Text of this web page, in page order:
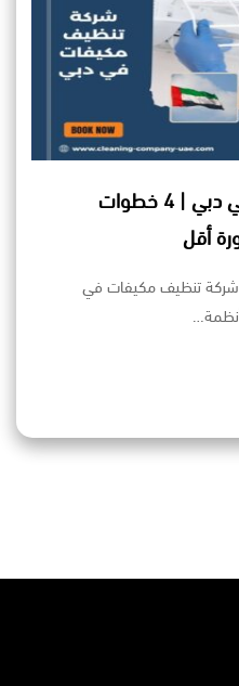
شركة تنظيف مكيفات في دبي | 4 خطوات
أقل
تنظيف مكيفات في